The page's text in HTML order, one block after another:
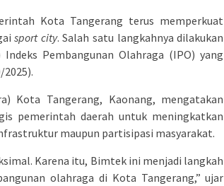
Kota Tangerang terus memperkuat
sport city. Salah satu langkahnya dilakukan
Pembangunan Olahraga (IPO) yang
Kota Tangerang, Kaonang, mengatakan
pemerintah daerah untuk meningkatkan
maupun partisipasi masyarakat.
Karena itu, Bimtek ini menjadi langkah
olahraga di Kota Tangerang,” ujar